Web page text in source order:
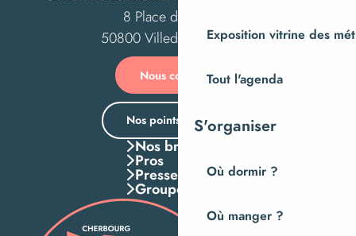
Exposition vitrine des
Tout l'agenda
S'organiser
Où dormir ?
Où manger ?
8 Place des Costils
50800 Villedieu-les-Poêles
Nous contacter
Nos points d’accueil
Nos brochures
Pros
Presse
Groupes